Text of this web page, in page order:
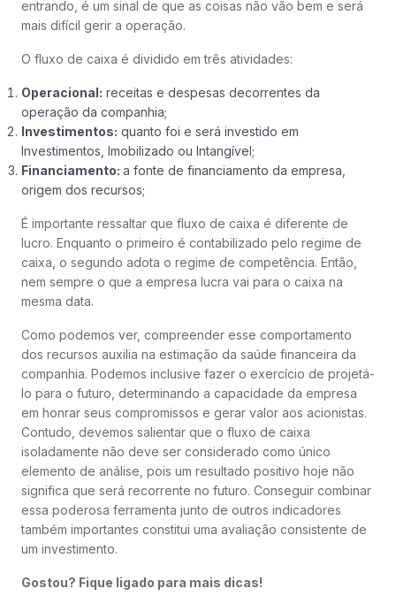
entrando, é um sinal de que as coisas não vão bem e será
mais difícil gerir a operação.
O fluxo de caixa é dividido em três atividades:
Operacional: receitas e despesas decorrentes da
operação da companhia;
Investimentos: quanto foi e será investido em
Investimentos, Imobilizado ou Intangível;
Financiamento: a fonte de financiamento da empresa,
origem dos recursos;
É importante ressaltar que fluxo de caixa é diferente de
lucro. Enquanto o primeiro é contabilizado pelo regime de
caixa, o segundo adota o regime de competência. Então,
nem sempre o que a empresa lucra vai para o caixa na
mesma data.
Como podemos ver, compreender esse comportamento
dos recursos auxilia na estimação da saúde financeira da
companhia. Podemos inclusive fazer o exercício de projetá-
lo para o futuro, determinando a capacidade da empresa
em honrar seus compromissos e gerar valor aos acionistas.
Contudo, devemos salientar que o fluxo de caixa
isoladamente não deve ser considerado como único
elemento de análise, pois um resultado positivo hoje não
significa que será recorrente no futuro. Conseguir combinar
essa poderosa ferramenta junto de outros indicadores
também importantes constitui uma avaliação consistente de
um investimento.
Gostou? Fique ligado para mais dicas!